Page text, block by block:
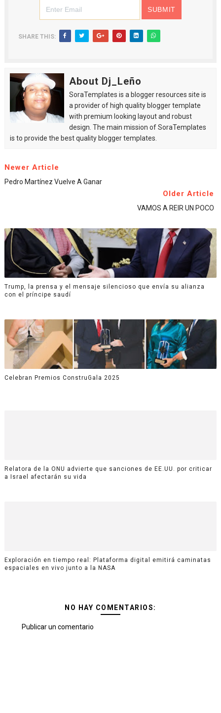
SHARE THIS:
About Dj_Leño
SoraTemplates is a blogger resources site is
a provider of high quality blogger template
with premium looking layout and robust
design. The main mission of SoraTemplates
is to provide the best quality blogger templates.
Newer Article
Pedro Martínez Vuelve A Ganar
Older Article
VAMOS A REIR UN POCO
Trump, la prensa y el mensaje silencioso que envía su alianza
con el príncipe saudí
Celebran Premios ConstruGala 2025
Relatora de la ONU advierte que sanciones de EE.UU. por criticar
a Israel afectarán su vida
Exploración en tiempo real: Plataforma digital emitirá caminatas
espaciales en vivo junto a la NASA
NO HAY COMENTARIOS:
Publicar un comentario